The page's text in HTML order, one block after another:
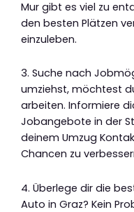
Mur gibt es viel zu
den besten Plätzen
einzuleben.
3. Suche nach
umziehst, möchtest
arbeiten. Informiere
Jobangebote in der
deinem Umzug
Chancen zu
4. Überlege dir die
Auto in Graz? Kein